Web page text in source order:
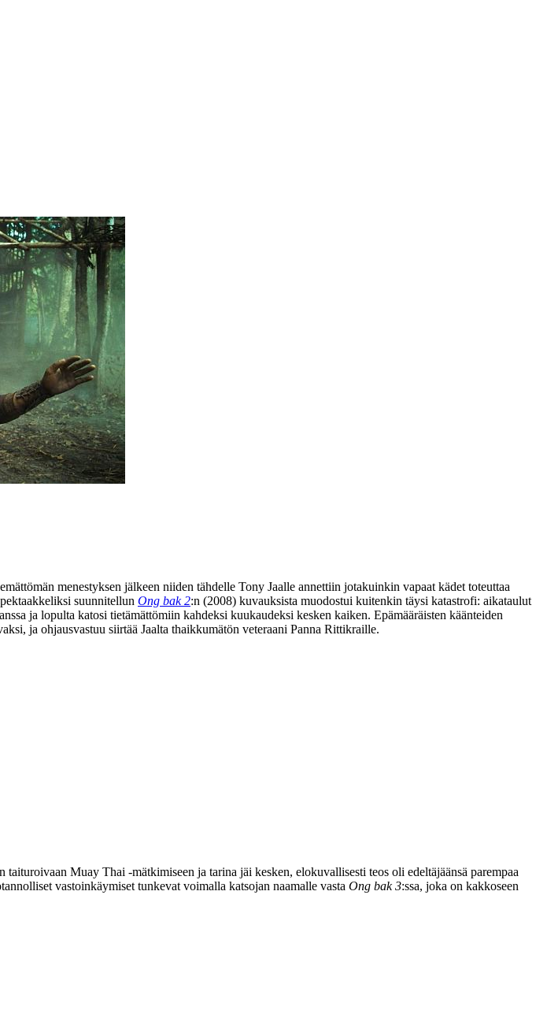
menestyksen jälkeen niiden tähdelle Tony Jaalle annettiin jotakuinkin vapaat kädet toteuttaa
suunnitellun Ong bak 2:n (2008) kuvauksista muodostui kuitenkin täysi katastrofi: aikataulut
ja lopulta katosi tietämättömiin kahdeksi kuukaudeksi kesken kaiken. Epämääräisten käänteiden
ja ohjausvastuu siirtää Jaalta thaikkumätön veteraani Panna Rittikraille.
Muay Thai ‑mätkimiseen ja tarina jäi kesken, elokuvallisesti teos oli edeltäjäänsä parempaa
vastoinkäymiset tunkevat voimalla katsojan naamalle vasta Ong bak 3:ssa, joka on kakkoseen